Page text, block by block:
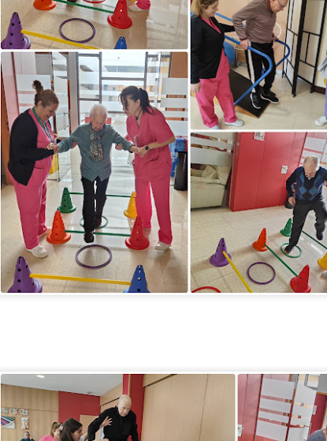
JUL
28
TALLER DE MERIENDAS
Los Syrniki son unas deliciosas tortitas o panqueques
Se elaboran principalmente con un queso fresco llamado tvorog (que
huevo y harina. Quedan crujientes por fuera, suaves por dentro y se
En nuestro centro las servimos con una presentación diferente: en
cremoso, mermelada y un toque crujiente de granola.
TALLER DE LECTURA
Hoy estrenamos libro en el Club de Lectura Fácil, se trata de la
La Amaba es una novela de Anna Gavalda que narra la historia de
JUL
24
TALLER DE JABONES
💖¡¡¡ El taller de jabones vuelve a llenar de creatividad nuestro